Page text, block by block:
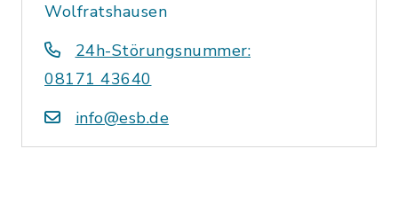
Wolfratshausen
24h-Störungsnummer:
08171 43640
info@esb.de